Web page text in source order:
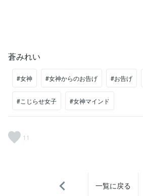
蒼みれい
#女神 #女神からのお告げ #お告げ
#こじらせ女子 #女神マインド
11
一覧に戻る